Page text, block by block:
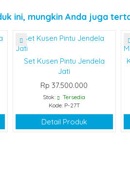
ini, mungkin Anda juga
Set Kusen Pintu Jendela
Jati
Rp 37.500.000
Stok:
Tersedia
Kode: P-27T
Detail Produk